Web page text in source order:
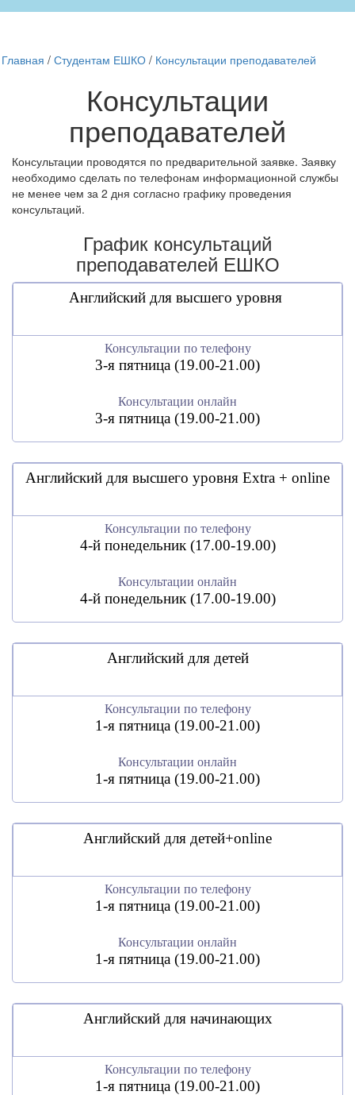
Главная / Студентам ЕШКО / Консультации преподавателей
Консультации
преподавателей
Консультации проводятся по предварительной заявке. Заявку
необходимо сделать по телефонам информационной службы
не менее чем за 2 дня согласно графику проведения
консультаций.
График консультаций
преподавателей ЕШКО
Английский для высшего уровня
Консультации по телефону
3-я пятница (19.00-21.00)
Консультации онлайн
3-я пятница (19.00-21.00)
Английский для высшего уровня Extra + online
Консультации по телефону
4-й понедельник (17.00-19.00)
Консультации онлайн
4-й понедельник (17.00-19.00)
Английский для детей
Консультации по телефону
1-я пятница (19.00-21.00)
Консультации онлайн
1-я пятница (19.00-21.00)
Английский для детей+online
Консультации по телефону
1-я пятница (19.00-21.00)
Консультации онлайн
1-я пятница (19.00-21.00)
Английский для начинающих
Консультации по телефону
1-я пятница (19.00-21.00)